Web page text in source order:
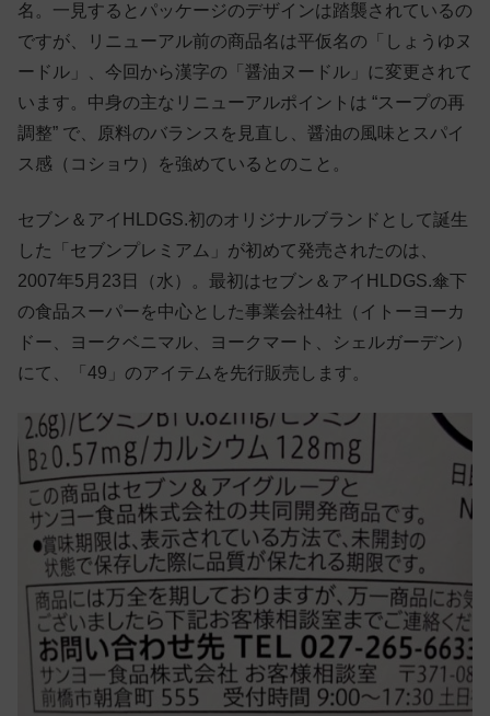
名。一見するとパッケージのデザインは踏襲されているの
ですが、リニューアル前の商品名は平仮名の「しょうゆヌ
ードル」、今回から漢字の「醤油ヌードル」に変更されて
います。中身の主なリニューアルポイントは “スープの再
調整” で、原料のバランスを見直し、醤油の風味とスパイ
ス感（コショウ）を強めているとのこと。
セブン＆アイHLDGS.初のオリジナルブランドとして誕生
した「セブンプレミアム」が初めて発売されたのは、
2007年5月23日（水）。最初はセブン＆アイHLDGS.傘下
の食品スーパーを中心とした事業会社4社（イトーヨーカ
ドー、ヨークベニマル、ヨークマート、シェルガーデン）
にて、「49」のアイテムを先行販売します。